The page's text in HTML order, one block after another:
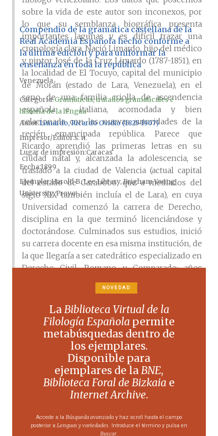
sobre la vida de este autor son inconexos, por
lo que su semblanza biográfica presenta
importantes lagunas y es difícil trazar una
cronología clara. Nació Limardo, hijo del médico
y pintor José de la Cruz Limardo (1787-1851), en
la localidad de El Tocuyo, capital del municipio
de Morán (estado de Lara, Venezuela), en el
seno de una familia criolla de ascendencia
española e italiana, acomodada y bien
relacionada con las nuevas autoridades de la
recién emancipada república. Parece que
Ricardo aprendió las primeras letras en su
ciudad natal y, alcanzada la adolescencia, se
trasladó a la ciudad de Valencia (actual capital
del estado de Carabobo, que a mediados del
siglo XIX también incluía el de Lara), en cuya
Universidad comenzó la carrera de Derecho,
disciplina en la que terminó licenciándose y
doctorándose. Culminados sus estudios, inició
su carrera docente en esa misma institución, de
la que llegaría a ser catedrático especializado en
Derecho Civil, Romano y Comparado; años
después alcanzaría el rectorado. Parte de la
investigación sostiene que Limardo fue
también médico –aunque sin aclarar si cursó
los estudios de Medicina–; no podemos afirmar
ni refutar esta afirmación, solo podemos
consignar su pasión por la Medicina Legal
(quizá más teórica que práctica), la condición de
médico de su padre y su título de doctor (en
Derecho), cuestiones todas estas que –
probablemente–, y junto a lo fragmentario de
su biografía, hayan forzado esta atribución. Sea
como fuere, en los albores del decenio de 1860
Limardo se trasladó a Europa, viviendo a caballo
Compendio de la gramática castellana de la
Real Academia Española hecho conforme a
la última edición y para uniformar la
enseñanza en toda la república
Venezuela
Categoría:Gramáticas, tratados gramaticales e
historia de la lengua
AutorLimardo, Ricardo Ovidio (1825-1907)
Impresor/Editors. n.
Lugar de impresiónCaracas
Fecha1899
EjemplarHarold B. Lee Library, Brigham Young
University, Provo ...
NOVEDAD
LaBiblioteca Virtual de la
Filología Española permite
metabúsquedas dentro de
los ejemplares.
Disponible para
ejemplares de laBNE,
Biblioteca Foral de Bizkaia e
Internet Archive.
Accede a la Búsqueda avanzada y haz scroll hasta el campo
posterior a Lenguas y variedades. Introduce el término y pulsa en
Buscar.